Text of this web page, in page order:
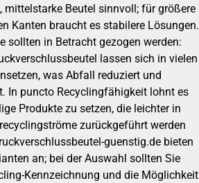
mittelstarke Beutel sinnvoll; für größere
Kanten braucht es stabilere Lösungen.
sollten in Betracht gezogen werden:
lassen sich in vielen
was Abfall reduziert und
In puncto Recyclingfähigkeit lohnt es
Produkte zu setzen, die leichter in
zurückgeführt werden
guenstig.de bieten
an; bei der Auswahl sollten Sie
Kennzeichnung und die Möglichkeit